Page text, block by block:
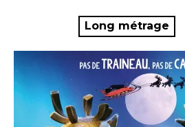
Long métrage